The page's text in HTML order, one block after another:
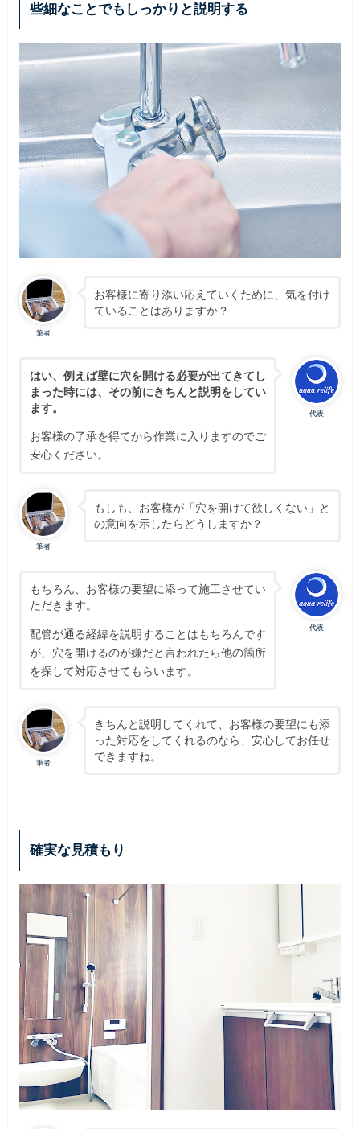
些細なことでもしっかりと説明する
筆者
お客様に寄り添い応えていくために、気を付け
ていることはありますか？
代表
はい、例えば壁に穴を開ける必要が出てきてし
まった時には、その前にきちんと説明をしてい
ます。
お客様の了承を得てから作業に入りますのでご
安心ください。
筆者
もしも、お客様が「穴を開けて欲しくない」と
の意向を示したらどうしますか？
代表
もちろん、お客様の要望に添って施工させてい
ただきます。
配管が通る経緯を説明することはもちろんです
が、穴を開けるのが嫌だと言われたら他の箇所
を探して対応させてもらいます。
筆者
きちんと説明してくれて、お客様の要望にも添
った対応をしてくれるのなら、安心してお任せ
できますね。
確実な見積もり